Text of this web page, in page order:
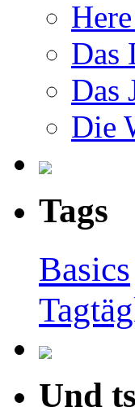
Das
Das
Die
Tags
Basics
Und